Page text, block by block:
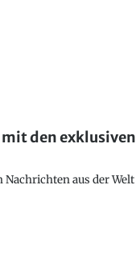
den exklusiven
aus der Welt